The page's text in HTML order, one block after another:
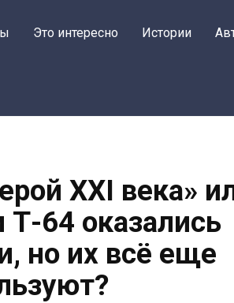
Это интересно Истории
XXI века»
Т-64 оказались
но их всё еще